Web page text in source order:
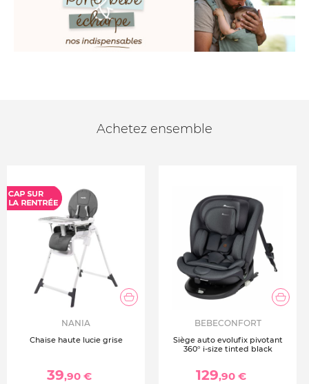
Achetez ensemble
NANIA
Chaise haute lucie grise
39,90 €
BEBECONFORT
Siège auto evolufix pivotant
360° i-size tinted black
129,90 €